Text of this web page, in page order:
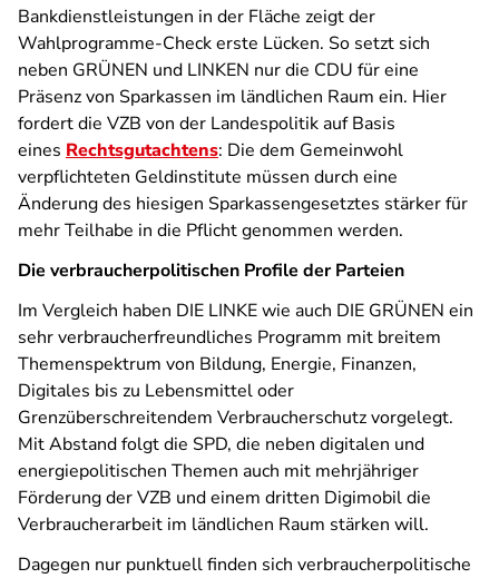
Bankdienstleistungen in der Fläche zeigt der
Wahlprogramme-Check erste Lücken. So setzt sich
neben GRÜNEN und LINKEN nur die CDU für eine
Präsenz von Sparkassen im ländlichen Raum ein. Hier
fordert die VZB von der Landespolitik auf Basis
eines Rechtsgutachtens: Die dem Gemeinwohl
verpflichteten Geldinstitute müssen durch eine
Änderung des hiesigen Sparkassengesetztes stärker für
mehr Teilhabe in die Pflicht genommen werden.
Die verbraucherpolitischen Profile der Parteien
Im Vergleich haben DIE LINKE wie auch DIE GRÜNEN ein
sehr verbraucherfreundliches Programm mit breitem
Themenspektrum von Bildung, Energie, Finanzen,
Digitales bis zu Lebensmittel oder
Grenzüberschreitendem Verbraucherschutz vorgelegt.
Mit Abstand folgt die SPD, die neben digitalen und
energiepolitischen Themen auch mit mehrjähriger
Förderung der VZB und einem dritten Digimobil die
Verbraucherarbeit im ländlichen Raum stärken will.
Dagegen nur punktuell finden sich verbraucherpolitische